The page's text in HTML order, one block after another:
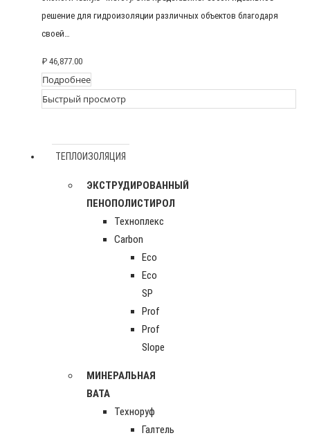
решение для гидроизоляции различных объектов благодаря
своей…
₽ 46,877.00
Подробнее
Быстрый просмотр
ТЕПЛОИЗОЛЯЦИЯ
ЭКСТРУДИРОВАННЫЙ
ПЕНОПОЛИСТИРОЛ
Техноплекс
Carbon
Eco
Eco
SP
Prof
Prof
Slope
МИНЕРАЛЬНАЯ
ВАТА
Техноруф
Галтель